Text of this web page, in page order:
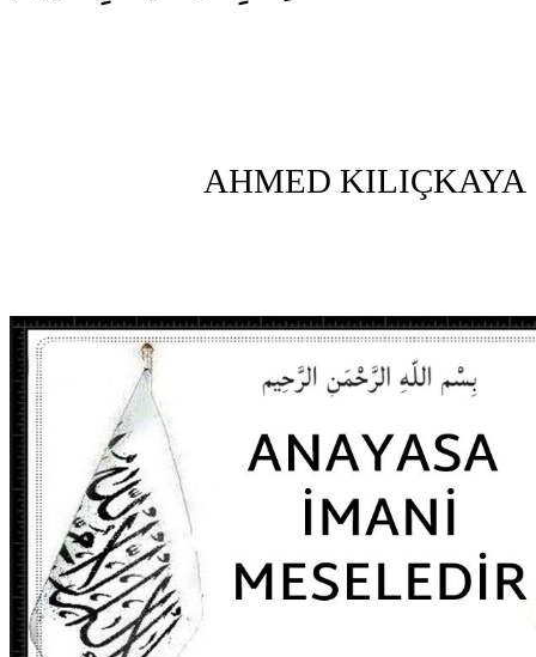
AHMED KILIÇKAYA